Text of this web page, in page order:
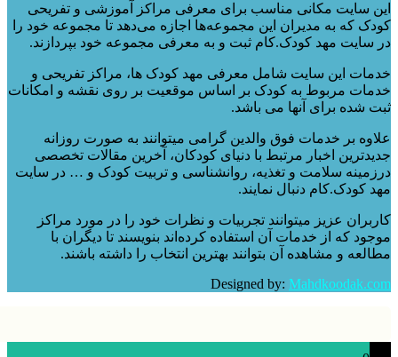
سایت مکانی مناسب برای معرفی مراکز آموزشی و تفریحی
که به مدیران این مجموعه‌ها اجازه می‌دهد تا مجموعه خود را
مهد کودک.کام ثبت و به معرفی مجموعه خود بپردازند.
این سایت شامل معرفی مهد کودک ها، مراکز تفریحی و
مربوط به کودک بر اساس موقعیت بر روی نقشه و امکانات
شده برای آنها می باشد.
بر خدمات فوق والدین گرامی میتوانند به صورت روزانه
اخبار مرتبط با دنیای کودکان، آخرین مقالات تخصصی
سلامت و تغذیه، روانشناسی و تربیت کودک و … در سایت
دنبال نمایند.
عزیز میتوانند تجربیات و نظرات خود را در مورد مراکز
که از خدمات آن استفاده کرده‌اند بنویسند تا دیگران با
و مشاهده آن بتوانند بهترین انتخاب را داشته باشند.
Designed by: